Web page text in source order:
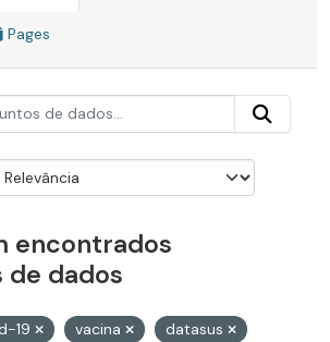
Pages
encontrados
de dados
19 vacina
datasus